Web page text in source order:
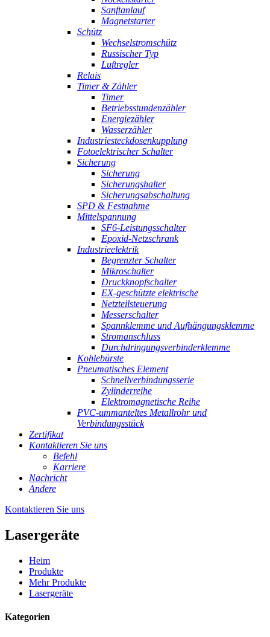
Sanftanlauf
Magnetstarter
Schütz
Wechselstromschütz
Russischer Typ
Luftregler
Relais
Timer & Zähler
Timer
Betriebsstundenzähler
Energiezähler
Wasserzähler
Industriesteckdosenkupplung
Fotoelektrischer Schalter
Sicherung
Sicherung
Sicherungshalter
Sicherungsabschaltung
SPD & Festnahme
Mittelspannung
SF6-Leistungsschalter
Epoxid-Netzschrank
Industrieelektrik
Begrenzter Schalter
Mikroschalter
Druckknopfschalter
EX-geschützte elektrische
Netzteilsteuerung
Messerschalter
Spannklemme und Aufhängungsklemme
Stromanschluss
Durchdringungsverbinderklemme
Kohlebürste
Pneumatisches Element
Schnellverbindungsserie
Zylinderreihe
Elektromagnetische Reihe
PVC-ummanteltes Metallrohr und
Verbindungsstück
Zertifikat
Kontaktieren Sie uns
Befehl
Karriere
Nachricht
Andere
Kontaktieren Sie uns
Lasergeräte
Heim
Produkte
Mehr Produkte
Lasergeräte
Kategorien